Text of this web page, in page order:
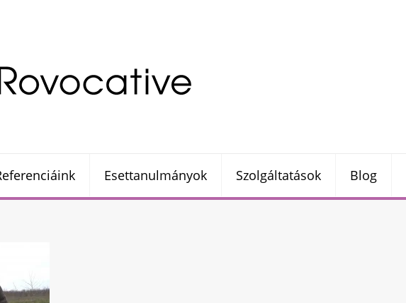
Esettanulmányok Szolgáltatások Blog